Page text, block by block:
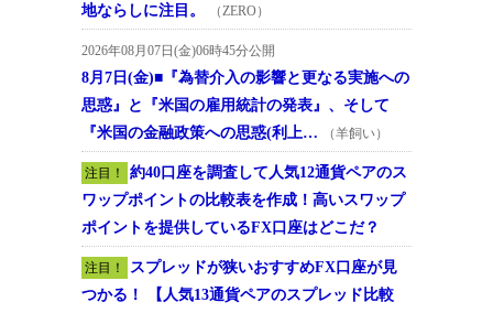
地ならしに注目。
（ZERO）
2026年08月07日(金)06時45分公開
8月7日(金)■『為替介入の影響と更なる実施への
思惑』と『米国の雇用統計の発表』、そして
『米国の金融政策への思惑(利上…
（羊飼い）
注目！
約40口座を調査して人気12通貨ペアのス
ワップポイントの比較表を作成！高いスワップ
ポイントを提供しているFX口座はどこだ？
注目！
スプレッドが狭いおすすめFX口座が見
つかる！ 【人気13通貨ペアのスプレッド比較